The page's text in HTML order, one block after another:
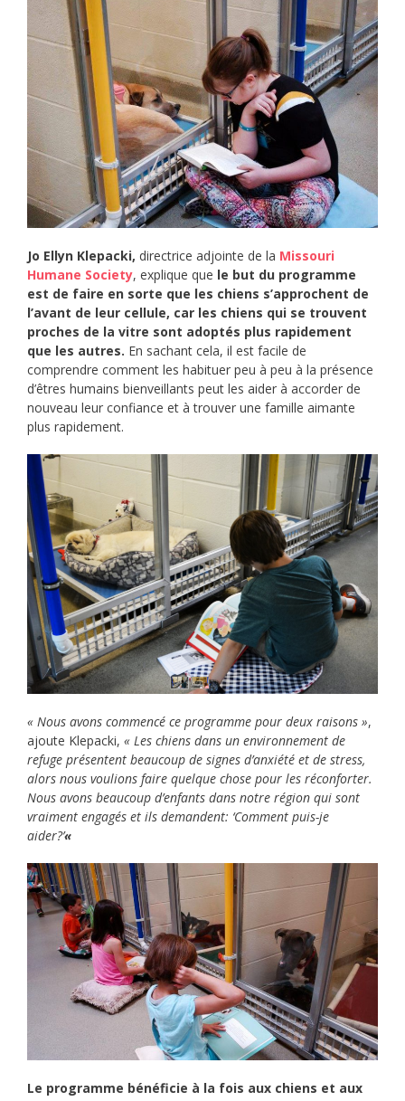
Jo Ellyn Klepacki, directrice adjointe de la Missouri
Humane Society, explique que le but du programme
est de faire en sorte que les chiens s’approchent de
l’avant de leur cellule, car les chiens qui se trouvent
proches de la vitre sont adoptés plus rapidement
que les autres. En sachant cela, il est facile de
comprendre comment les habituer peu à peu à la présence
d’êtres humains bienveillants peut les aider à accorder de
nouveau leur confiance et à trouver une famille aimante
plus rapidement.
« Nous avons commencé ce programme pour deux raisons »,
ajoute Klepacki, « Les chiens dans un environnement de
refuge présentent beaucoup de signes d’anxiété et de stress,
alors nous voulions faire quelque chose pour les réconforter.
Nous avons beaucoup d’enfants dans notre région qui sont
vraiment engagés et ils demandent: ‘Comment puis-je
aider?’«
Le programme bénéficie à la fois aux chiens et aux